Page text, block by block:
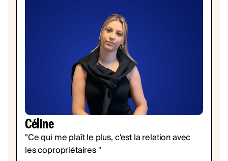
Céline
"Ce qui me plaît le plus, c'est la relation avec
les copropriétaires "